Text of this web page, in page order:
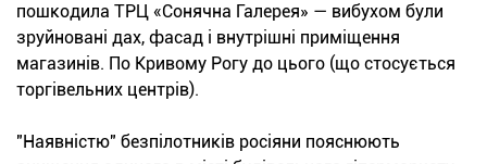
пошкодила ТРЦ «Сонячна Галерея» — вибухом були
зруйновані дах, фасад і внутрішні приміщення
магазинів. По Кривому Рогу до цього (що стосується
торгівельних центрів).
"Наявністю" безпілотників росіяни пояснюють